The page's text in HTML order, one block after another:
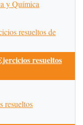
y Química
resueltos de
resueltos
resueltos